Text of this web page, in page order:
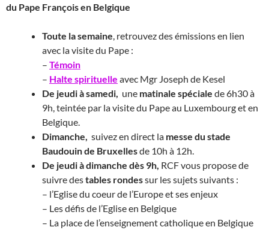
du Pape François en Belgique
Toute la semaine, retrouvez des émissions en lien
avec la visite du Pape :
– Témoin
– Halte spirituelle avec Mgr Joseph de Kesel
De jeudi à samedi, une matinale spéciale de 6h30 à
9h, teintée par la visite du Pape au Luxembourg et en
Belgique.
Dimanche, suivez en direct la messe du stade
Baudouin de Bruxellesde 10h à 12h.
De jeudi à dimanche dès 9h, RCF vous propose de
suivre destables rondessur les sujets suivants :
– l’Eglise du coeur de l’Europe et ses enjeux
– Les défis de l’Eglise en Belgique
– La place de l’enseignement catholique en Belgique